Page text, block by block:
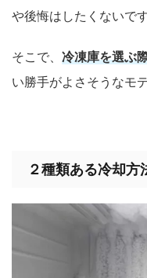
や後悔はしたくないで
そこで、 冷凍庫を選ぶ
い勝手がよさそうなモ
２種類ある冷却方